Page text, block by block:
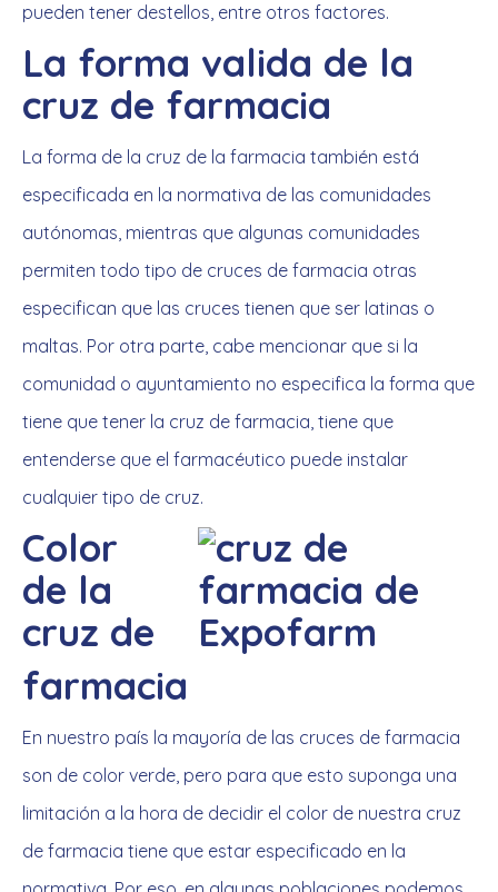
pueden tener destellos, entre otros factores.
La forma valida de la
cruz de farmacia
La forma de la cruz de la farmacia también está
especificada en la normativa de las comunidades
autónomas, mientras que algunas comunidades
permiten todo tipo de cruces de farmacia otras
especifican que las cruces tienen que ser latinas o
maltas. Por otra parte, cabe mencionar que si la
comunidad o ayuntamiento no especifica la forma que
tiene que tener la cruz de farmacia, tiene que
entenderse que el farmacéutico puede instalar
cualquier tipo de cruz.
Color
de la
cruz de
farmacia
En nuestro país la mayoría de las cruces de farmacia
son de color verde, pero para que esto suponga una
limitación a la hora de decidir el color de nuestra cruz
de farmacia tiene que estar especificado en la